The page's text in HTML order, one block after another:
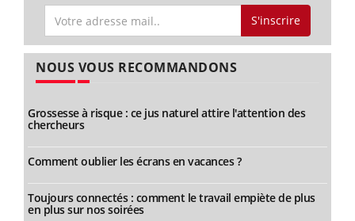
S'inscrire
NOUS VOUS RECOMMANDONS
Grossesse à risque : ce jus naturel attire l'attention des
chercheurs
Comment oublier les écrans en vacances ?
Toujours connectés : comment le travail empiète de plus
en plus sur nos soirées